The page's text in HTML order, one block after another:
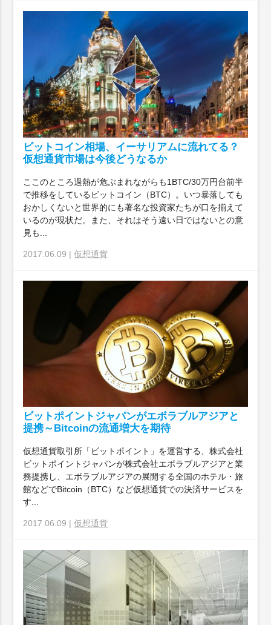
ビットコイン相場、イーサリアムに流れてる？
仮想通貨市場は今後どうなるか
ここのところ過熱が危ぶまれながらも1BTC/30万円台前半
で推移をしているビットコイン（BTC）。いつ暴落しても
おかしくないと世界的にも著名な投資家たちが口を揃えて
いるのが現状だ。また、それはそう遠い日ではないとの意
見も...
2017.06.09 |仮想通貨
ビットポイントジャパンがエボラブルアジアと
提携～Bitcoinの流通増大を期待
仮想通貨取引所「ビットポイント」を運営する、株式会社
ビットポイントジャパンが株式会社エボラブルアジアと業
務提携し、エボラブルアジアの展開する全国のホテル・旅
館などでBitcoin（BTC）など仮想通貨での決済サービスを
す...
2017.06.09 |仮想通貨